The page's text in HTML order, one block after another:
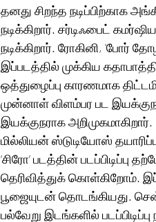
தனது சிறந்த நடிப்பிற்காக
நடிக்கிறார். சர்டிஃபைட்
நடிக்கிறார். ரோகினி, 'போர்
இப்படத்தில் முக்கிய
ஒத்துழைப்பு காரணமாக
முன்னாள் விளம்பர பட
இயக்குநராக அறிமுகமாகிறார்.
மில்லியன் ஸ்டுடியோஸ்
‘சிரோ’ படத்தின்
தெரிவித்துக் கொள்கிறோம்.
பூஜையுடன் தொடங்கியது.
பல்வேறு இடங்களில்